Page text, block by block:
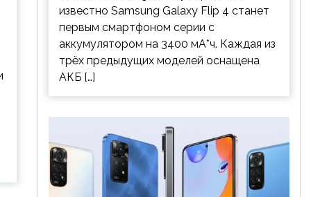
известно Samsung Galaxy Flip 4 станет
первым смартфоном серии с
аккумулятором на 3400 мА*ч. Каждая из
трёх предыдущих моделей оснащена
АКБ […]